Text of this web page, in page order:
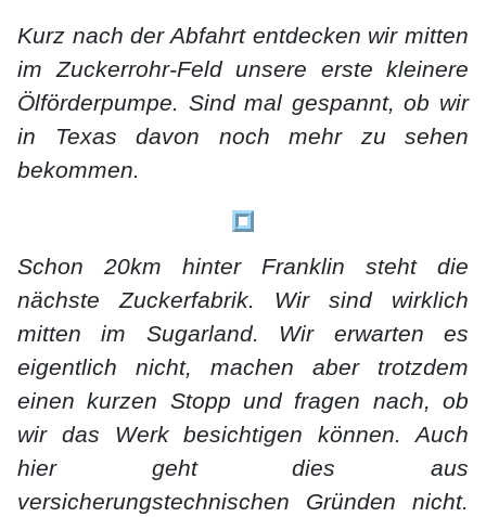
Kurz nach der Abfahrt entdecken wir mitten
im Zuckerrohr-Feld unsere erste kleinere
Ölförderpumpe. Sind mal gespannt, ob wir
in Texas davon noch mehr zu sehen
bekommen.
Schon 20km hinter Franklin steht die
nächste Zuckerfabrik. Wir sind wirklich
mitten im Sugarland. Wir erwarten es
eigentlich nicht, machen aber trotzdem
einen kurzen Stopp und fragen nach, ob
wir das Werk besichtigen können. Auch
hier geht dies aus
versicherungstechnischen Gründen nicht.